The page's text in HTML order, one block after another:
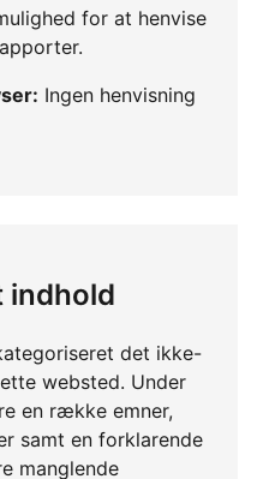
for at henvise
Ingen henvisning
det ikke-
websted. Under
en række emner,
samt en forklarende
manglende